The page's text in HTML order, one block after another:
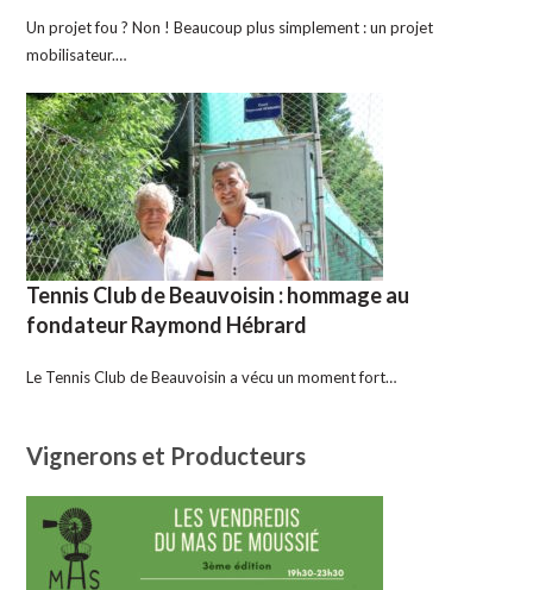
Un projet fou ? Non ! Beaucoup plus simplement : un projet
mobilisateur.…
Tennis Club de Beauvoisin : hommage au
fondateur Raymond Hébrard
Le Tennis Club de Beauvoisin a vécu un moment fort…
Vignerons et Producteurs